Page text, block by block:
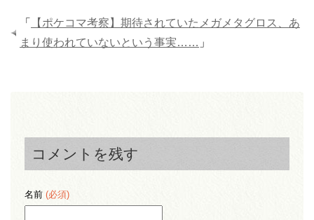
「
【ポケコマ考察】期待されていたメガメタグロス、あ
まり使われていないという事実…… 」
コメントを残す
名前 (必須)